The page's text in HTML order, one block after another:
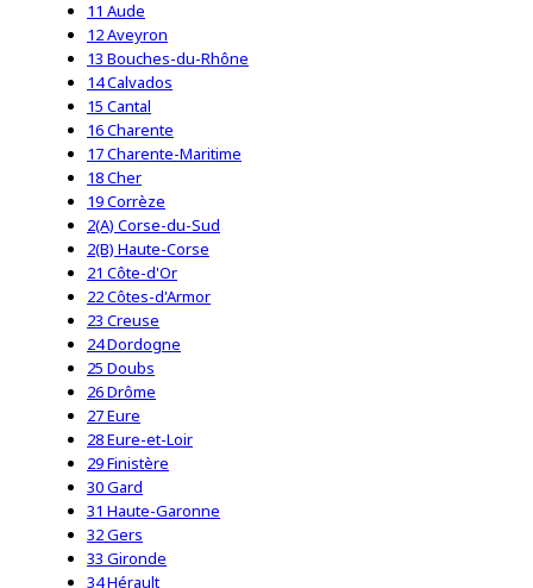
11 Aude
12 Aveyron
13 Bouches-du-Rhône
14 Calvados
15 Cantal
16 Charente
17 Charente-Maritime
18 Cher
19 Corrèze
2(A) Corse-du-Sud
2(B) Haute-Corse
21 Côte-d'Or
22 Côtes-d'Armor
23 Creuse
24 Dordogne
25 Doubs
26 Drôme
27 Eure
28 Eure-et-Loir
29 Finistère
30 Gard
31 Haute-Garonne
32 Gers
33 Gironde
34 Hérault